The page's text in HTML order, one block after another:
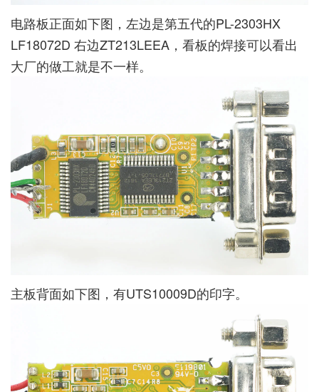
电路板正面如下图，左边是第五代的PL-2303HX
LF18072D 右边ZT213LEEA，看板的焊接可以看出
大厂的做工就是不一样。
主板背面如下图，有UTS10009D的印字。